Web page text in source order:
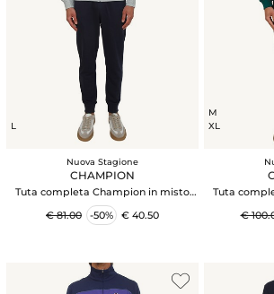
L
Nuova Stagione
CHAMPION
Tuta completa Champion in misto
cotone grigia e blu
€ 81.00
-50% € 40.50
M
XL
Tuta
misto
€